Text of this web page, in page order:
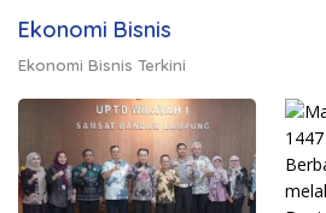
Ekonomi Bisnis
Ekonomi Bisnis Terkini